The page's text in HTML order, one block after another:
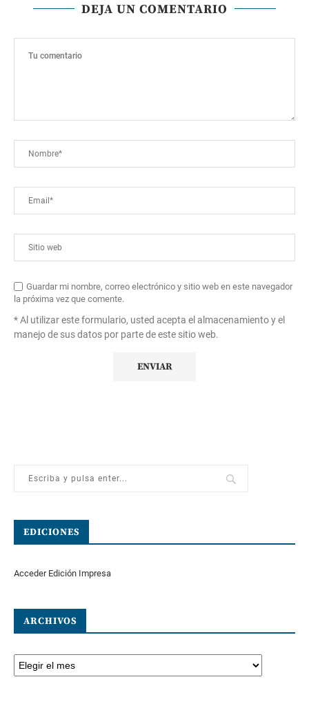
DEJA UN COMENTARIO
Guardar mi nombre, correo electrónico y sitio web en este navegador
la próxima vez que comente.
* Al utilizar este formulario, usted acepta el almacenamiento y el
manejo de sus datos por parte de este sitio web.
EDICIONES
Acceder Edición Impresa
ARCHIVOS